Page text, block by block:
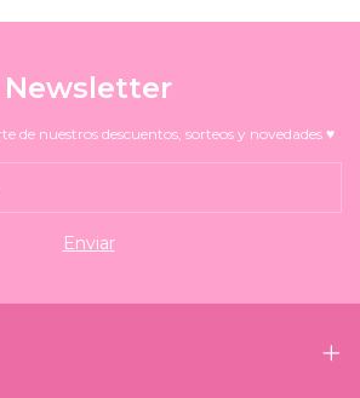
Newsletter
de nuestros descuentos, sorteos y novedades ♥